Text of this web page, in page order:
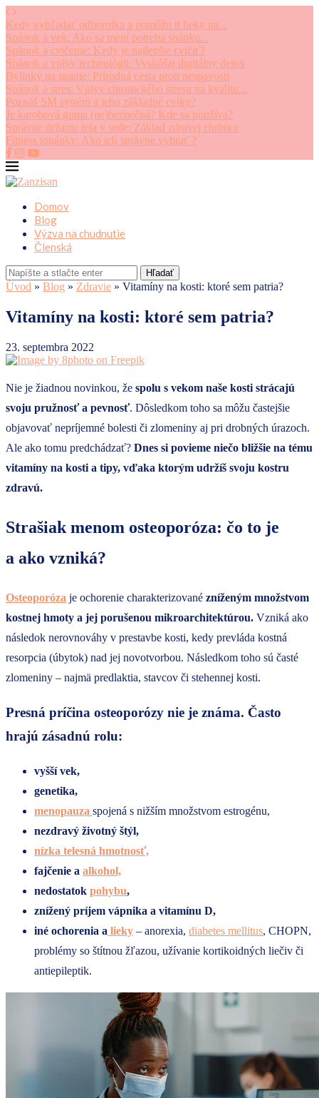
Kedy vyhľadať odborníka a pomôžu ti lieky na...
Spánok a vek: Ako sa mení potreba spánku...
Spánok a cvičenie: Kedy je najlepšie cvičiť?
Spánok a vplyv technológii: Vyskúšaj digitálny detox
Bylinky na spanie: Prírodná cesta proti nespavosti
Spánok a stres: Vplyv chronického stresu na kvalitu...
Poznáš SM systém a jeho základné cviky?
Je karobová guma (ne)bezpečná? Kde sa používa?
Správne držanie tela v sede: Základ zdravej chrbtice
Fitness topánky: Ako ich správne vybrať ?
Domov
Blog
Výzva na chudnutie
Členská
Hľadať
Úvod » Blog » Zdravie » Vitamíny na kosti: ktoré sem patria?
Vitamíny na kosti: ktoré sem patria?
23. septembra 2022
Nie je žiadnou novinkou, že spolu s vekom naše kosti strácajú
svoju pružnosť a pevnosť. Dôsledkom toho sa môžu častejšie
objavovať nepríjemné bolesti či zlomeniny aj pri drobných úrazoch.
Ale ako tomu predchádzať? Dnes si povieme niečo bližšie na tému
vitamíny na kosti a tipy, vďaka ktorým udržíš svoju kostru
zdravú.
Strašiak menom osteoporóza: čo to je
a ako vzniká?
Osteoporóza je ochorenie charakterizované zníženým množstvom
kostnej hmoty a jej porušenou mikroarchitektúrou. Vzniká ako
následok nerovnováhy v prestavbe kosti, kedy prevláda kostná
resorpcia (úbytok) nad jej novotvorbou. Následkom toho sú časté
zlomeniny – najmä predlaktia, stavcov či stehennej kosti.
Presná príčina osteoporózy nie je známa. Často
hrajú zásadnú rolu:
vyšší vek,
genetika,
menopauza spojená s nižším množstvom estrogénu,
nezdravý životný štýl,
nízka telesná hmotnosť,
fajčenie a alkohol,
nedostatok pohybu,
znížený príjem vápnika a vitamínu D,
iné ochorenia a lieky – anorexia, diabetes mellitus, CHOPN,
problémy so štítnou žľazou, užívanie kortikoidných liečiv či
antiepileptik.